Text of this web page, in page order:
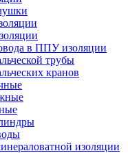
в ППУ изоляции
трубы
кранов
изоляции